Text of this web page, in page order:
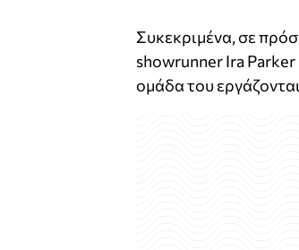
Συκεκριμένα, σε
showrunner Ira Parker
ομάδα του